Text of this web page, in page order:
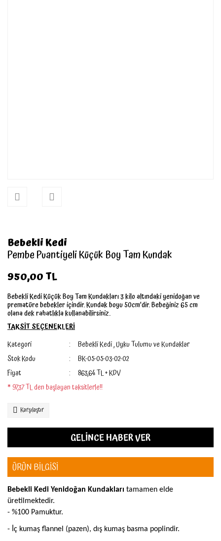
Bebekli Kedi
Pembe Puantiyeli Küçük Boy Tam Kundak
950,00 TL
Bebekli Kedi Küçük Boy Tam Kundakları 3 kilo altındaki yenidoğan ve
prematüre bebekler içindir. Kundak boyu 50cm'dir. Bebeğiniz 65 cm
olana dek rahatlıkla kullanabilirsiniz.
TAKSİT SEÇENEKLERİ
Kategori
Bebekli Kedi,Uyku Tulumu ve Kundaklar
Stok Kodu
BK-05-05-03-02-02
Fiyat
863,64 TL + KDV
* 97,37 TL den başlayan taksitlerle!!
Karşılaştır
GELİNCE HABER VER
ÜRÜN BİLGİSİ
Bebekli Kedi Yenidoğan Kundakları tamamen elde
üretilmektedir.
- %100 Pamuktur.
- İç kumaş flannel (pazen), dış kumaş basma poplindir.